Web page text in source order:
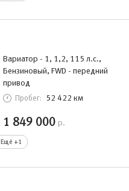
Вариатор - 1, 1,2, 115 л.с.,
Бензиновый, FWD - передний
привод
Пробег: 52 422 км
1 849 000 р.
Ещё +1